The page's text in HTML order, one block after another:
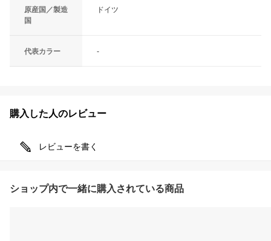
原産国／製造
国
ドイツ
代表カラー -
購入した人のレビュー
レビューを書く
ショップ内で一緒に購入されている商品